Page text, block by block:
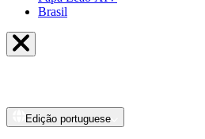
Brasil
Edição portuguese